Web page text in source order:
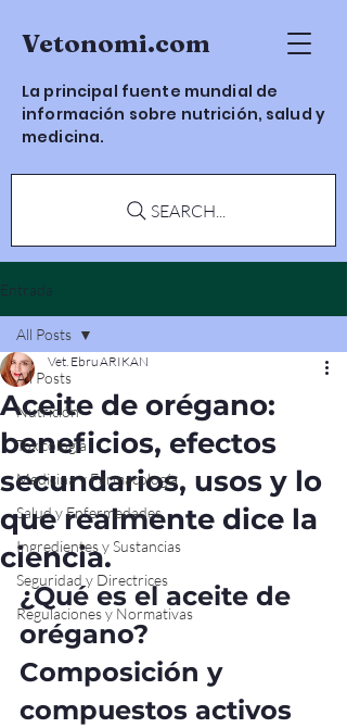
Vetonomi.com
La principal fuente mundial de
información sobre nutrición, salud y
medicina.
SEARCH...
Entrada
All Posts
Nutrición
Toxicología
Medicina y Farmacología
Salud y Enfermedades
Ingredientes y Sustancias
Seguridad y Directrices
Regulaciones y Normativas
All Posts
Aceite de orégano:
beneficios, efectos
secundarios, usos y lo
que realmente dice la
ciencia.
Vet. Ebru ARIKAN
¿Qué es el aceite de
orégano?
Composición y
compuestos activos